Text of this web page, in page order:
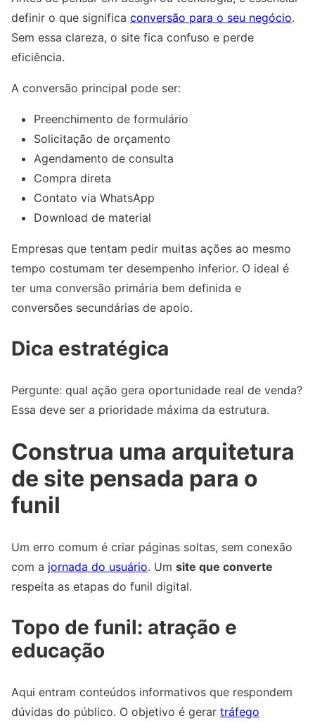
definir o que significa conversão para o seu negócio.
Sem essa clareza, o site fica confuso e perde
eficiência.
A conversão principal pode ser:
Preenchimento de formulário
Solicitação de orçamento
Agendamento de consulta
Compra direta
Contato via WhatsApp
Download de material
Empresas que tentam pedir muitas ações ao mesmo
tempo costumam ter desempenho inferior. O ideal é
ter uma conversão primária bem definida e
conversões secundárias de apoio.
Dica estratégica
Pergunte: qual ação gera oportunidade real de venda?
Essa deve ser a prioridade máxima da estrutura.
Construa uma arquitetura
de site pensada para o
funil
Um erro comum é criar páginas soltas, sem conexão
com a jornada do usuário. Um site que converte
respeita as etapas do funil digital.
Topo de funil: atração e
educação
Aqui entram conteúdos informativos que respondem
dúvidas do público. O objetivo é gerar tráfego